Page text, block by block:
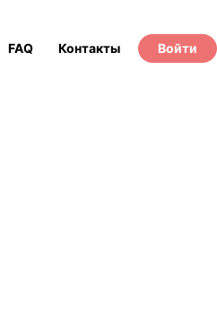
FAQ Контакты Войти